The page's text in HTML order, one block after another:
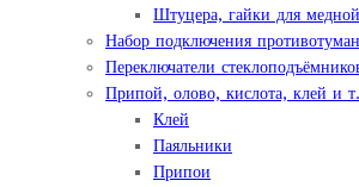
Штуцера, гайки для
Набор подключения
Переключатели
Припой, олово, кислота, клей и
Клей
Паяльники
Припои